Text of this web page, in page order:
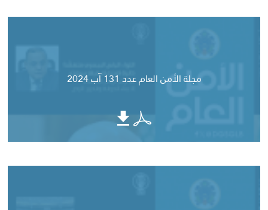
مجلة الأمن العام عدد 131 آب 2024